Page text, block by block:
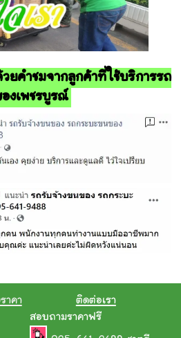
ยคำชมจากลูกค้าที่ใช้บริการรถ
องเพชรบูรณ์
าคา
ติดต่อเรา
สอบถามราคาฟรี